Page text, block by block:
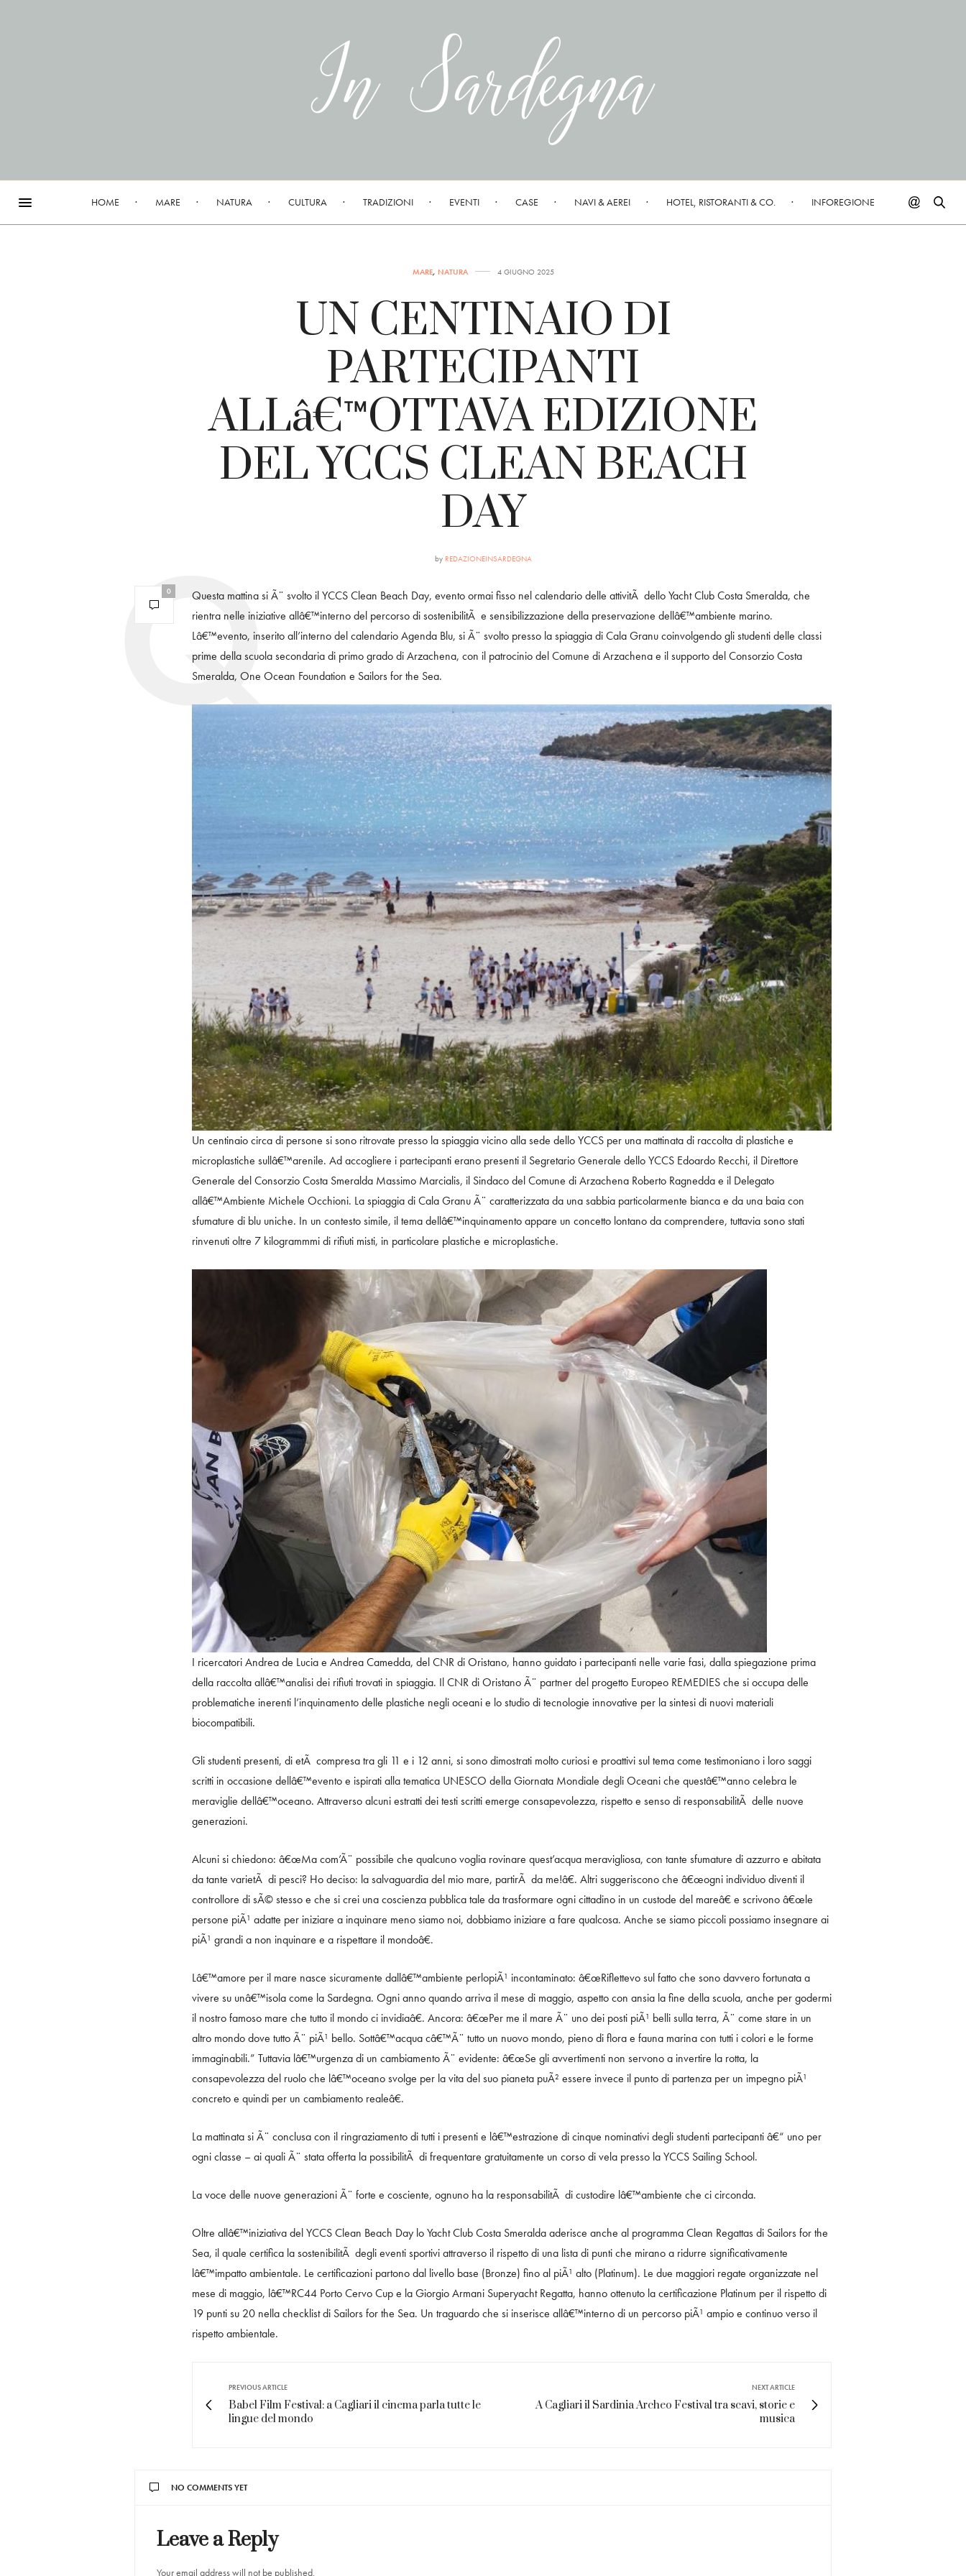
HOME MARE NATURA CULTURA TRADIZIONI EVENTI CASE NAVI & AEREI HOTEL, RISTORANTI & CO. INFOREGIONE
MARE, NATURA 4 GIUGNO 2025
UN CENTINAIO DI
PARTECIPANTI
ALLâ€™OTTAVA EDIZIONE
DEL YCCS CLEAN BEACH
DAY
by REDAZIONEINSARDEGNA
0
Questa mattina si Ã¨ svolto il YCCS Clean Beach Day, evento ormai fisso nel calendario delle attivitÃ dello Yacht Club Costa Smeralda, che
rientra nelle iniziative allâ€™interno del percorso di sostenibilitÃ e sensibilizzazione della preservazione dellâ€™ambiente marino.
Lâ€™evento, inserito all’interno del calendario Agenda Blu, si Ã¨ svolto presso la spiaggia di Cala Granu coinvolgendo gli studenti delle classi
prime della scuola secondaria di primo grado di Arzachena, con il patrocinio del Comune di Arzachena e il supporto del Consorzio Costa
Smeralda, One Ocean Foundation e Sailors for the Sea.
Un centinaio circa di persone si sono ritrovate presso la spiaggia vicino alla sede dello YCCS per una mattinata di raccolta di plastiche e
microplastiche sullâ€™arenile. Ad accogliere i partecipanti erano presenti il Segretario Generale dello YCCS Edoardo Recchi, il Direttore
Generale del Consorzio Costa Smeralda Massimo Marcialis, il Sindaco del Comune di Arzachena Roberto Ragnedda e il Delegato
allâ€™Ambiente Michele Occhioni. La spiaggia di Cala Granu Ã¨ caratterizzata da una sabbia particolarmente bianca e da una baia con
sfumature di blu uniche. In un contesto simile, il tema dellâ€™inquinamento appare un concetto lontano da comprendere, tuttavia sono stati
rinvenuti oltre 7 kilogrammmi di rifiuti misti, in particolare plastiche e microplastiche.
I ricercatori Andrea de Lucia e Andrea Camedda, del CNR di Oristano, hanno guidato i partecipanti nelle varie fasi, dalla spiegazione prima
della raccolta allâ€™analisi dei rifiuti trovati in spiaggia. Il CNR di Oristano Ã¨ partner del progetto Europeo REMEDIES che si occupa delle
problematiche inerenti l’inquinamento delle plastiche negli oceani e lo studio di tecnologie innovative per la sintesi di nuovi materiali
biocompatibili.
Gli studenti presenti, di etÃ compresa tra gli 11 e i 12 anni, si sono dimostrati molto curiosi e proattivi sul tema come testimoniano i loro saggi
scritti in occasione dellâ€™evento e ispirati alla tematica UNESCO della Giornata Mondiale degli Oceani che questâ€™anno celebra le
meraviglie dellâ€™oceano. Attraverso alcuni estratti dei testi scritti emerge consapevolezza, rispetto e senso di responsabilitÃ delle nuove
generazioni.
Alcuni si chiedono: â€œMa com’Ã¨ possibile che qualcuno voglia rovinare quest’acqua meravigliosa, con tante sfumature di azzurro e abitata
da tante varietÃ di pesci? Ho deciso: la salvaguardia del mio mare, partirÃ da me!â€. Altri suggeriscono che â€œogni individuo diventi il
controllore di sÃ© stesso e che si crei una coscienza pubblica tale da trasformare ogni cittadino in un custode del mareâ€ e scrivono â€œle
persone piÃ¹ adatte per iniziare a inquinare meno siamo noi, dobbiamo iniziare a fare qualcosa. Anche se siamo piccoli possiamo insegnare ai
piÃ¹ grandi a non inquinare e a rispettare il mondoâ€.
Lâ€™amore per il mare nasce sicuramente dallâ€™ambiente perlopiÃ¹ incontaminato: â€œRiflettevo sul fatto che sono davvero fortunata a
vivere su unâ€™isola come la Sardegna. Ogni anno quando arriva il mese di maggio, aspetto con ansia la fine della scuola, anche per godermi
il nostro famoso mare che tutto il mondo ci invidiaâ€. Ancora: â€œPer me il mare Ã¨ uno dei posti piÃ¹ belli sulla terra, Ã¨ come stare in un
altro mondo dove tutto Ã¨ piÃ¹ bello. Sottâ€™acqua câ€™Ã¨ tutto un nuovo mondo, pieno di flora e fauna marina con tutti i colori e le forme
immaginabili.” Tuttavia lâ€™urgenza di un cambiamento Ã¨ evidente: â€œSe gli avvertimenti non servono a invertire la rotta, la
consapevolezza del ruolo che lâ€™oceano svolge per la vita del suo pianeta puÃ² essere invece il punto di partenza per un impegno piÃ¹
concreto e quindi per un cambiamento realeâ€.
La mattinata si Ã¨ conclusa con il ringraziamento di tutti i presenti e lâ€™estrazione di cinque nominativi degli studenti partecipanti â€“ uno per
ogni classe – ai quali Ã¨ stata offerta la possibilitÃ di frequentare gratuitamente un corso di vela presso la YCCS Sailing School.
La voce delle nuove generazioni Ã¨ forte e cosciente, ognuno ha la responsabilitÃ di custodire lâ€™ambiente che ci circonda.
Oltre allâ€™iniziativa del YCCS Clean Beach Day lo Yacht Club Costa Smeralda aderisce anche al programma Clean Regattas di Sailors for the
Sea, il quale certifica la sostenibilitÃ degli eventi sportivi attraverso il rispetto di una lista di punti che mirano a ridurre significativamente
lâ€™impatto ambientale. Le certificazioni partono dal livello base (Bronze) fino al piÃ¹ alto (Platinum). Le due maggiori regate organizzate nel
mese di maggio, lâ€™RC44 Porto Cervo Cup e la Giorgio Armani Superyacht Regatta, hanno ottenuto la certificazione Platinum per il rispetto di
19 punti su 20 nella checklist di Sailors for the Sea. Un traguardo che si inserisce allâ€™interno di un percorso piÃ¹ ampio e continuo verso il
rispetto ambientale.
PREVIOUS ARTICLE
Babel Film Festival: a Cagliari il cinema parla tutte le
lingue del mondo
NEXT ARTICLE
A Cagliari il Sardinia Archeo Festival tra scavi, storie e
musica
NO COMMENTS YET
Leave a Reply
Your email address will not be published.